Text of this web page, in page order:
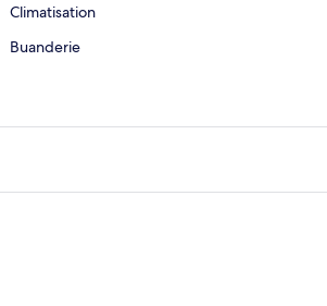
Climatisation
Buanderie